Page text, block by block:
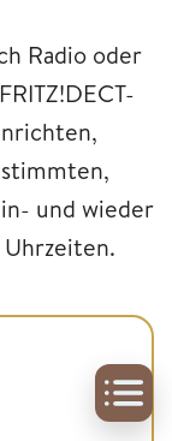
Radio oder
und wieder